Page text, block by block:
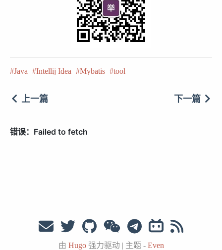
Java Intellij Idea Mybatis tool
上一篇 下一篇
由 Hugo强力驱动 | 主题 - Even